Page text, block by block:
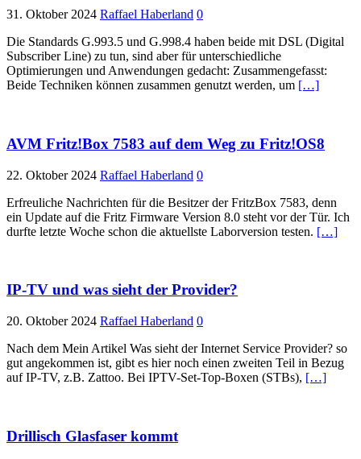
31. Oktober 2024 Raffael Haberland 0
Die Standards G.993.5 und G.998.4 haben beide mit DSL (Digital
Subscriber Line) zu tun, sind aber für unterschiedliche
Optimierungen und Anwendungen gedacht: Zusammengefasst:
Beide Techniken können zusammen genutzt werden, um […]
AVM Fritz!Box 7583 auf dem Weg zu Fritz!OS8
22. Oktober 2024 Raffael Haberland 0
Erfreuliche Nachrichten für die Besitzer der FritzBox 7583, denn
ein Update auf die Fritz Firmware Version 8.0 steht vor der Tür. Ich
durfte letzte Woche schon die aktuellste Laborversion testen. […]
IP-TV und was sieht der Provider?
20. Oktober 2024 Raffael Haberland 0
Nach dem Mein Artikel Was sieht der Internet Service Provider? so
gut angekommen ist, gibt es hier noch einen zweiten Teil in Bezug
auf IP-TV, z.B. Zattoo. Bei IPTV-Set-Top-Boxen (STBs), […]
Drillisch Glasfaser kommt